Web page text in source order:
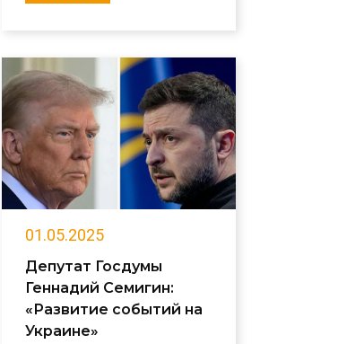
01.05.2025
Депутат Госдумы
Геннадий Семигин:
«Развитие событий на
Украине»